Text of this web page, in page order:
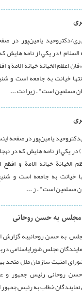
دکتروحید یامین‌پور در
) در يكي از نامه هايش
اعظم الخيانة خيانة الامة و
خيانت به جامعه است و
مسلمين است" . زيرا نت ...
یامین‌پور در صفحه
) در يكي از نامه هايش كه در
الخيانة خيانة الامة و
خيانت به جامعه است و
مسلمين است" . ز ...
مجلس به حسن روحانیبه
از نمایندگان مجلس شورایاسلامی
امنیت سازمان ملل متحد
روحانی رئیس جمهور و
خطاب به رئیس جمهور